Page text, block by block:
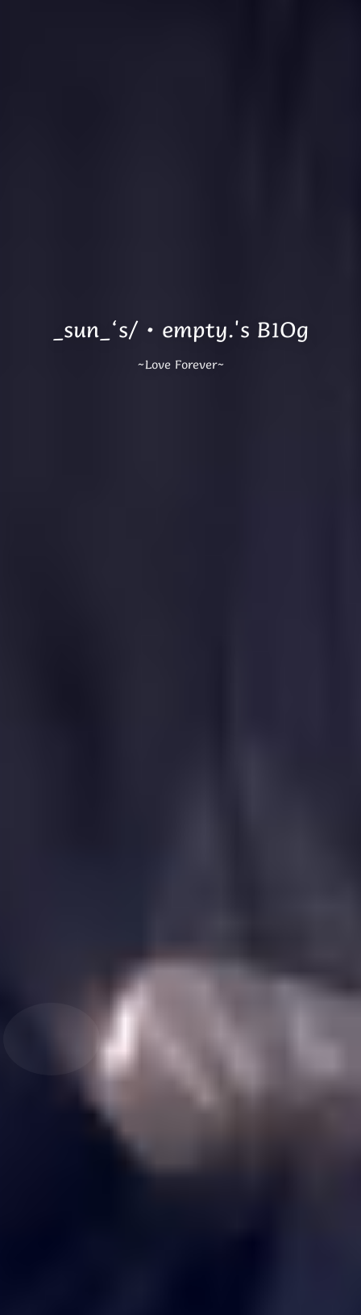
_sun_‘s/·empty.'s B1Og
~Love Forever~